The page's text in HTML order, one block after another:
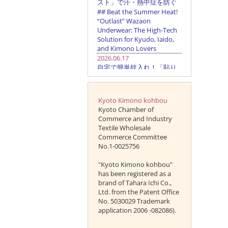
Kyoto Kimono kohbou
Kyoto Chamber of
Commerce and Industry
Textile Wholesale
Commerce Committee
No.1-0025756
"Kyoto Kimono kohbou"
has been registered as a
brand of Tahara Ichi Co.,
Ltd. from the Patent Office
No. 5030029 Trademark
application 2006 -082086).